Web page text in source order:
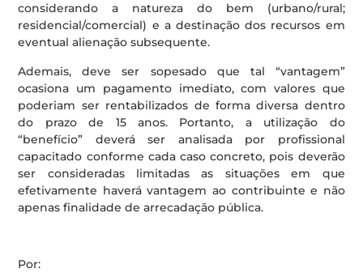
considerando a natureza do bem (urbano/rural;
residencial/comercial) e a destinação dos recursos em
eventual alienação subsequente.
Ademais, deve ser sopesado que tal “vantagem”
ocasiona um pagamento imediato, com valores que
poderiam ser rentabilizados de forma diversa dentro
do prazo de 15 anos. Portanto, a utilização do
“benefício” deverá ser analisada por profissional
capacitado conforme cada caso concreto, pois deverão
ser consideradas limitadas as situações em que
efetivamente haverá vantagem ao contribuinte e não
apenas finalidade de arrecadação pública.
Por: